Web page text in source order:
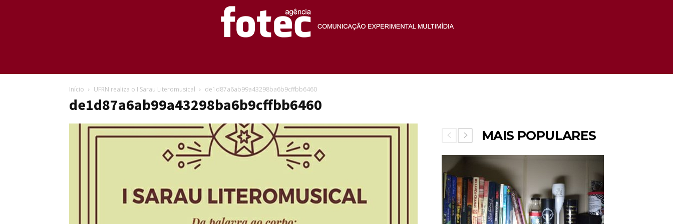
Início UFRN realiza o I Sarau Literomusical de1d87a6ab99a43298ba6b9cffbb6460
de1d87a6ab99a43298ba6b9cffbb6460
MAIS POPULARES